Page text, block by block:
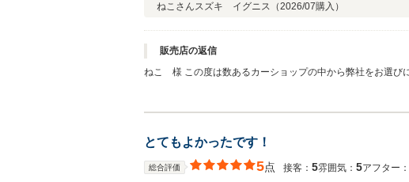
ねこさんスズキ イグニス（2026/07購入）
販売店の返信
ねこ 様 この度は数あるカーショップの中から弊社をお選びになっていただきまして、心より厚く御礼申し上げます。 ねこ様よりいただきましたご縁です。WECARSで良かったと
とてもよかったです！
総合評価 5点 接客： 5雰囲気： 5アフター：